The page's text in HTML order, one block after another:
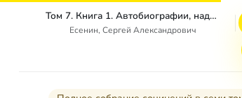
Том 7. Книга 1. Автобиографии, надписи и др
Есенин, Сергей Александрович